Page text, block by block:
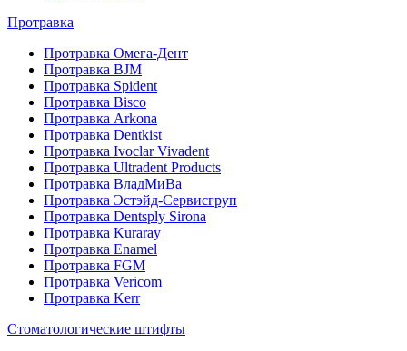
Протравка
Протравка Омега-Дент
Протравка BJM
Протравка Spident
Протравка Bisco
Протравка Arkona
Протравка Dentkist
Протравка Ivoclar Vivadent
Протравка Ultradent Products
Протравка ВладМиВа
Протравка Эстэйд-Сервисгруп
Протравка Dentsply Sirona
Протравка Kuraray
Протравка Enamel
Протравка FGM
Протравка Vericom
Протравка Kerr
Стоматологические штифты